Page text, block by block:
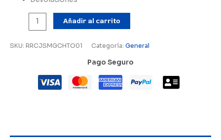
Sorpresa
Royal
Añadir al carrito
SKU: RRCJSMGCHTO01 Categoría: General
Pago Seguro